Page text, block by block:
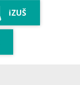
iZUŠ